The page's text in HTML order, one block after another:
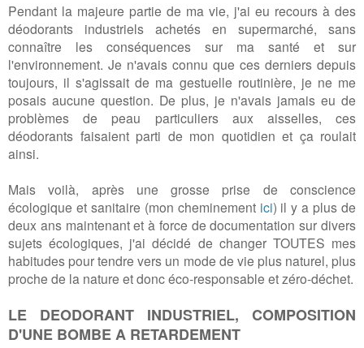
Pendant la majeure partie de ma vie, j'ai eu recours à des
déodorants industriels achetés en supermarché, sans
connaître les conséquences sur ma santé et sur
l'environnement. Je n'avais connu que ces derniers depuis
toujours, il s'agissait de ma gestuelle routinière, je ne me
posais aucune question. De plus, je n'avais jamais eu de
problèmes de peau particuliers aux aisselles, ces
déodorants faisaient parti de mon quotidien et ça roulait
ainsi.
Mais voilà, après une grosse prise de conscience
écologique et sanitaire (mon cheminement ici) il y a plus de
deux ans maintenant et à force de documentation sur divers
sujets écologiques, j'ai décidé de changer TOUTES mes
habitudes pour tendre vers un mode de vie plus naturel, plus
proche de la nature et donc éco-responsable et zéro-déchet.
LE DEODORANT INDUSTRIEL, COMPOSITION
D'UNE BOMBE A RETARDEMENT